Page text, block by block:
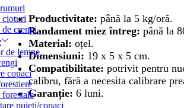
cioturi
de crengi
de lemne
copaci
forestale
puieți/copaci
Productivitate: până la 5 kg/oră.
Randament miez întreg: până la
Material: oțel.
Dimensiuni: 19 x 5 x 5 cm.
Compatibilitate: potrivit pentru
calibru, fără a necesita calibrare
Garanție: 6 luni.